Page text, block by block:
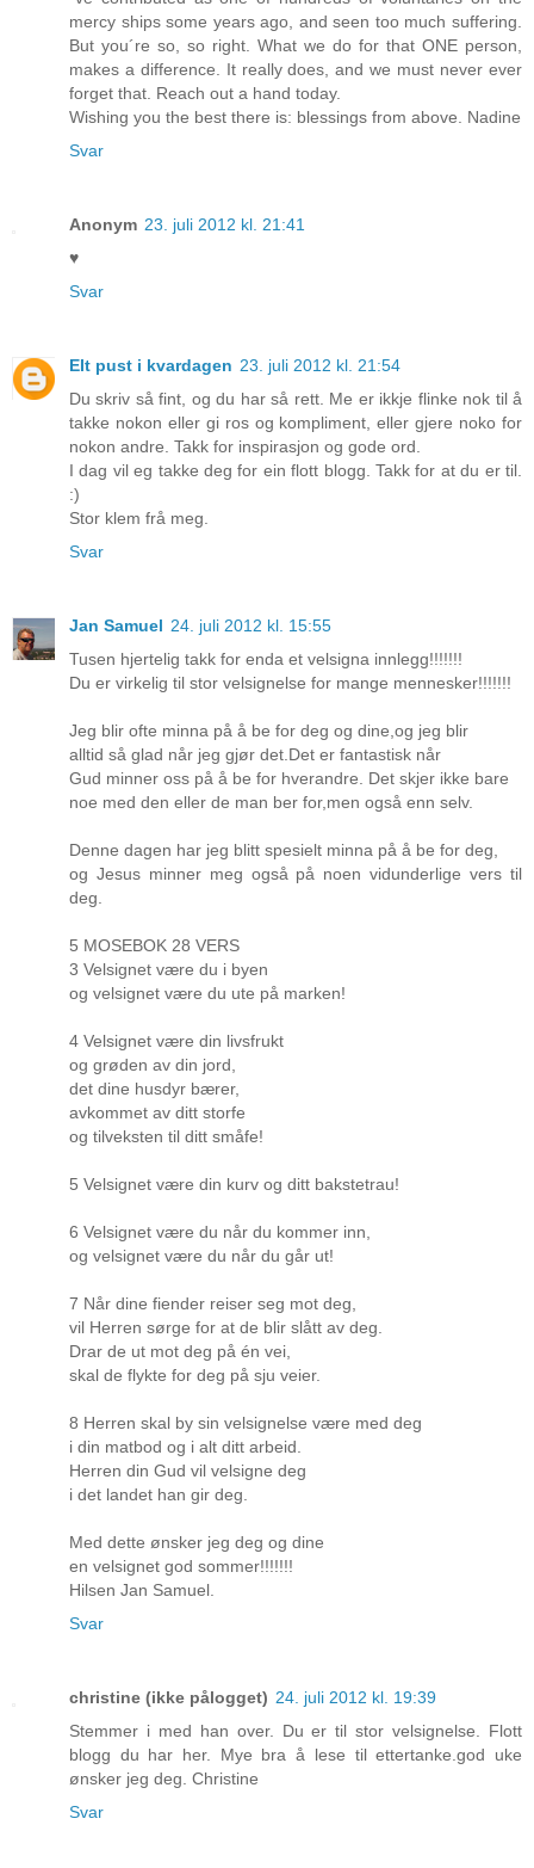
mercy ships some years ago, and seen too much suffering.
But you´re so, so right. What we do for that ONE person,
makes a difference. It really does, and we must never ever
forget that. Reach out a hand today.
Wishing you the best there is: blessings from above. Nadine
Svar
Anonym 23. juli 2012 kl. 21:41
♥
Svar
EIt pust i kvardagen 23. juli 2012 kl. 21:54
Du skriv så fint, og du har så rett. Me er ikkje flinke nok til å
takke nokon eller gi ros og kompliment, eller gjere noko for
nokon andre. Takk for inspirasjon og gode ord.
I dag vil eg takke deg for ein flott blogg. Takk for at du er til.
:)
Stor klem frå meg.
Svar
Jan Samuel 24. juli 2012 kl. 15:55
Tusen hjertelig takk for enda et velsigna innlegg!!!!!!!
Du er virkelig til stor velsignelse for mange mennesker!!!!!!!
Jeg blir ofte minna på å be for deg og dine,og jeg blir
alltid så glad når jeg gjør det.Det er fantastisk når
Gud minner oss på å be for hverandre. Det skjer ikke bare
noe med den eller de man ber for,men også enn selv.
Denne dagen har jeg blitt spesielt minna på å be for deg,
og Jesus minner meg også på noen vidunderlige vers til
deg.
5 MOSEBOK 28 VERS
3 Velsignet være du i byen
og velsignet være du ute på marken!
4 Velsignet være din livsfrukt
og grøden av din jord,
det dine husdyr bærer,
avkommet av ditt storfe
og tilveksten til ditt småfe!
5 Velsignet være din kurv og ditt bakstetrau!
6 Velsignet være du når du kommer inn,
og velsignet være du når du går ut!
7 Når dine fiender reiser seg mot deg,
vil Herren sørge for at de blir slått av deg.
Drar de ut mot deg på én vei,
skal de flykte for deg på sju veier.
8 Herren skal by sin velsignelse være med deg
i din matbod og i alt ditt arbeid.
Herren din Gud vil velsigne deg
i det landet han gir deg.
Med dette ønsker jeg deg og dine
en velsignet god sommer!!!!!!!
Hilsen Jan Samuel.
Svar
christine (ikke pålogget) 24. juli 2012 kl. 19:39
Stemmer i med han over. Du er til stor velsignelse. Flott
blogg du har her. Mye bra å lese til ettertanke.god uke
ønsker jeg deg. Christine
Svar